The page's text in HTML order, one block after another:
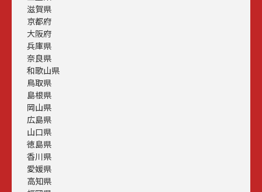
滋賀県
京都府
大阪府
兵庫県
奈良県
和歌山県
鳥取県
島根県
岡山県
広島県
山口県
徳島県
香川県
愛媛県
高知県